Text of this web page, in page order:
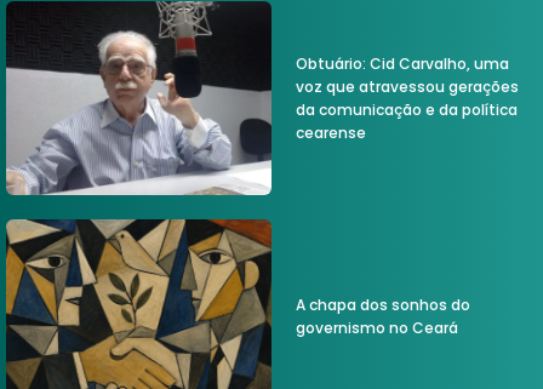
Obtuário: Cid Carvalho, uma
voz que atravessou gerações
da comunicação e da política
cearense
A chapa dos sonhos do
governismo no Ceará